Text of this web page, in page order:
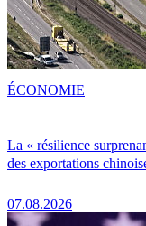
La « résilience
des exportations
07.08.2026
ÉCONOMIE